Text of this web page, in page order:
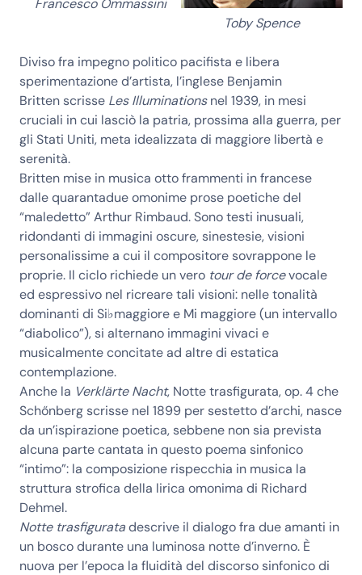
Toby Spence
Diviso fra impegno politico pacifista e libera
sperimentazione d’artista, l’inglese Benjamin
Britten scrisse Les Illuminationsnel 1939, in mesi
cruciali in cui lasciò la patria, prossima alla guerra, per
gli Stati Uniti, meta idealizzata di maggiore libertà e
serenità.
Britten mise in musica otto frammenti in francese
dalle quarantadue omonime prose poetiche del
“maledetto” Arthur Rimbaud. Sono testi inusuali,
ridondanti di immagini oscure, sinestesie, visioni
personalissime a cui il compositore sovrappone le
proprie. Il ciclo richiede un vero tour de forcevocale
ed espressivo nel ricreare tali visioni: nelle tonalità
dominanti di Si♭maggiore e Mi maggiore (un intervallo
“diabolico”), si alternano immagini vivaci e
musicalmente concitate ad altre di estatica
contemplazione.
Anche la Verklärte Nacht, Notte trasfigurata, op. 4 che
Schőnberg scrisse nel 1899 per sestetto d’archi, nasce
da un’ispirazione poetica, sebbene non sia prevista
alcuna parte cantata in questo poema sinfonico
“intimo”: la composizione rispecchia in musica la
struttura strofica della lirica omonima di Richard
Dehmel.
Notte trasfiguratadescrive il dialogo fra due amanti in
un bosco durante una luminosa notte d’inverno. È
nuova per l’epoca la fluidità del discorso sinfonico di